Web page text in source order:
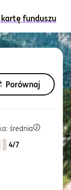
kartę funduszu
Porównaj
średnia
4/7